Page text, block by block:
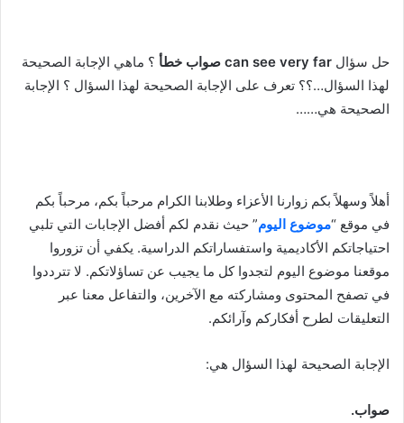
حل سؤال can see very far صواب خطأ
؟ ماهي الإجابة الصحيحة
لهذا السؤال…؟؟ تعرف على الإجابة الصحيحة لهذا السؤال ؟ الإجابة
الصحيحة هي……
أهلاً وسهلاً بكم زوارنا الأعزاء وطلابنا الكرام مرحباً بكم، مرحباً بكم
في موقع “موضوع اليوم” حيث نقدم لكم أفضل الإجابات التي تلبي
احتياجاتكم الأكاديمية واستفساراتكم الدراسية. يكفي أن تزوروا
موقعنا موضوع اليوم لتجدوا كل ما يجيب عن تساؤلاتكم. لا تترددوا
في تصفح المحتوى ومشاركته مع الآخرين، والتفاعل معنا عبر
التعليقات لطرح أفكاركم وآرائكم.
الإجابة الصحيحة لهذا السؤال هي:
صواب.